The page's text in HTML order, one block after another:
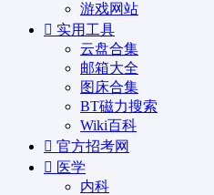
游戏网站
实用工具
云盘合集
邮箱大全
图床合集
BT磁力搜索
Wiki百科
官方招考网
医学
内科